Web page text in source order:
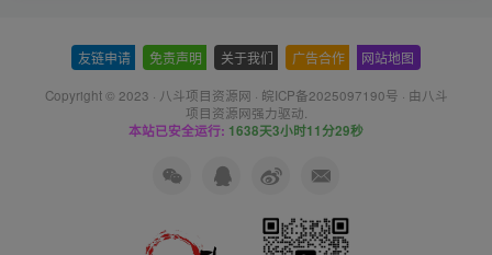
友链申请 免责声明 关于我们 广告合作 网站地图
Copyright © 2023 · 八斗项目资源网 · 皖ICP备2025097190号 · 由八斗
项目资源网强力驱动.
本站已安全运行: 1638天3小时11分29秒